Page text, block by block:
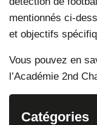
mentionnés ci-
et objectifs
Vous pouvez en
l’Académie 2nd
Catégories